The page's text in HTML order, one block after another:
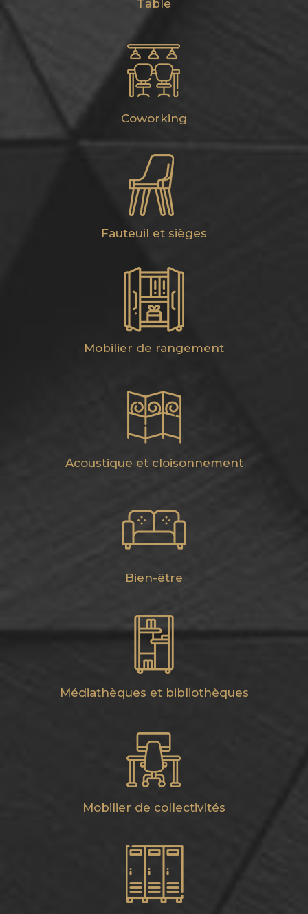
Table
Coworking
Fauteuil et sièges
Mobilier de rangement
Acoustique et cloisonnement
Bien-être
Médiathèques et bibliothèques
Mobilier de collectivités